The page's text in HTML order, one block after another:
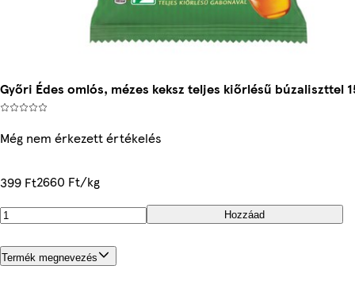
Győri Édes omlós, mézes keksz teljes kiőrlésű búzaliszttel
Még nem érkezett értékelés
399 Ft2660 Ft/kg
Hozzáad
Termék megnevezés